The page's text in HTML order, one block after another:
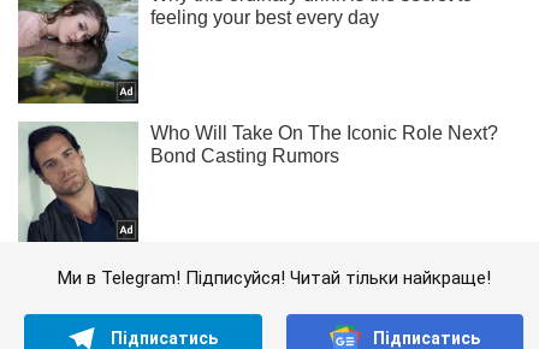
Ми в Telegram! Підписуйся! Читай тільки найкраще!
Підписатись Підписатись